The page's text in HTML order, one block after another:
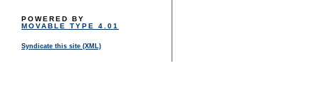
POWERED BY
MOVABLE TYPE 4.01
Syndicate this site (XML)